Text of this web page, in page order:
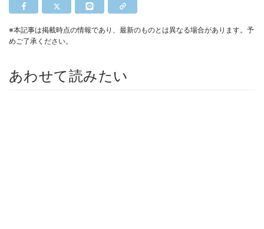
※本記事は掲載時点の情報であり、最新のものとは異なる場合があります。予
めご了承ください。
あわせて読みたい